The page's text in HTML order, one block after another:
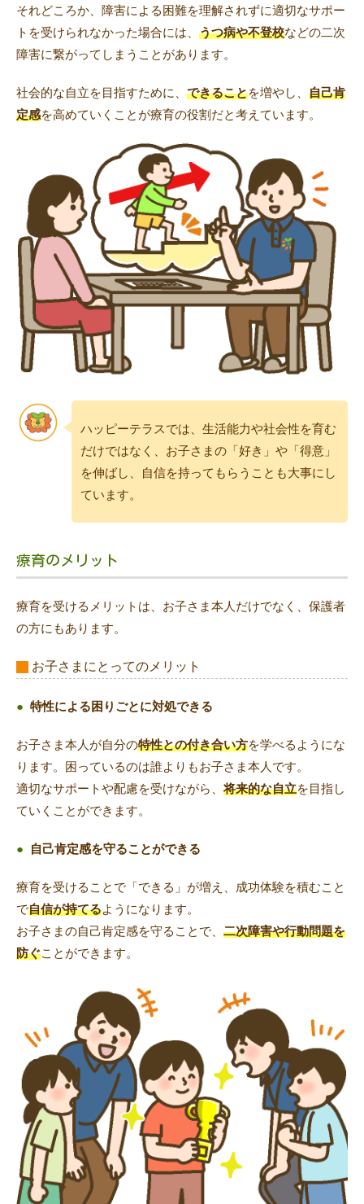
それどころか、障害による困難を理解されずに適切なサポー
トを受けられなかった場合には、 うつ病や不登校などの二次
障害に繋がってしまうことがあります。
社会的な自立を目指すために、 できることを増やし、 自己肯
定感を高めていくことが療育の役割だと考えています。
ハッピーテラスでは、生活能力や社会性を育む
だけではなく、お子さまの「好き」や「得意」
を伸ばし、自信を持ってもらうことも大事にし
ています。
療育のメリット
療育を受けるメリットは、お子さま本人だけでなく、保護者
の方にもあります。
お子さまにとってのメリット
● 特性による困りごとに対処できる
お子さま本人が自分の特性との付き合い方を学べるようにな
ります。困っているのは誰よりもお子さま本人です。
適切なサポートや配慮を受けながら、将来的な自立を目指し
ていくことができます。
● 自己肯定感を守ることができる
療育を受けることで「できる」が増え、成功体験を積むこと
で自信が持てるようになります。
お子さまの自己肯定感を守ることで、 二次障害や行動問題を
防ぐことができます。